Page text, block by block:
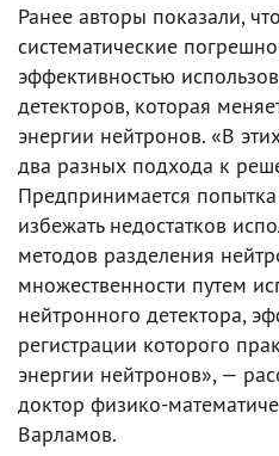
Ранее авторы показали,
систематические
эффективностью
детекторов, которая
энергии нейтронов. «В
два разных подхода к
Предпринимается
избежать недостатков
методов разделения
множественности путем
нейтронного детектора,
регистрации которого
энергии нейтронов», —
доктор физико-
Варламов.